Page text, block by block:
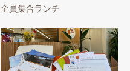
全員集合ランチ